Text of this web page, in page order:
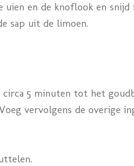
uien en de knoflook en
sap uit de limoen.
5 minuten tot het
vervolgens de overige